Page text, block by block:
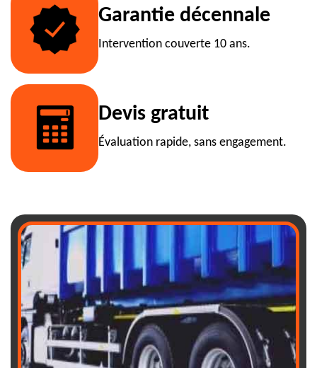
Garantie décennale
Intervention couverte 10 ans.
Devis gratuit
Évaluation rapide, sans engagement.